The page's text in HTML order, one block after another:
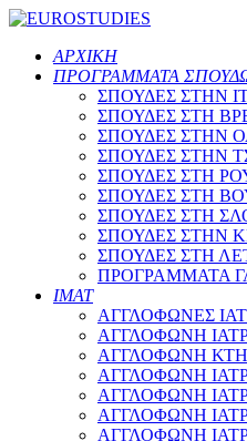
ΑΡΧΙΚΗ
ΠΡΟΓΡΑΜΜΑΤΑ
ΣΠΟΥΔΕΣ ΣΤΗΝ
ΣΠΟΥΔΕΣ ΣΤΗ
ΣΠΟΥΔΕΣ ΣΤΗΝ
ΣΠΟΥΔΕΣ ΣΤΗΝ
ΣΠΟΥΔΕΣ ΣΤΗ
ΣΠΟΥΔΕΣ ΣΤΗ
ΣΠΟΥΔΕΣ ΣΤΗ
ΣΠΟΥΔΕΣ ΣΤΗΝ
ΣΠΟΥΔΕΣ ΣΤΗ
ΠΡΟΓΡΑΜΜΑΤΑ
ΙΜΑΤ
ΑΓΓΛΟΦΩΝΕΣ
ΑΓΓΛΟΦΩΝΗ
ΑΓΓΛΟΦΩΝΗ
ΑΓΓΛΟΦΩΝΗ
ΑΓΓΛΟΦΩΝΗ
ΑΓΓΛΟΦΩΝΗ
ΑΓΓΛΟΦΩΝΗ